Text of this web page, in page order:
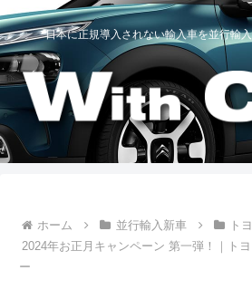
日本に正規導入されない輸入車を並行輸
ホーム 並行輸入新車
ト
2024年お正月キャンペーン 第一弾！｜ト
ー